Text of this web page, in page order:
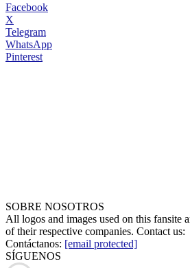
Facebook
X
Telegram
WhatsApp
Pinterest
SOBRE NOSOTROS
All logos and images used on this fansite
of their respective companies. Contact us:
Contáctanos: [email protected]
SÍGUENOS